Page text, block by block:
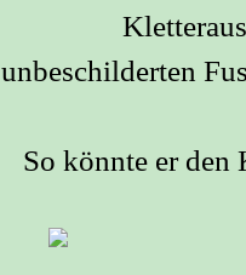
unbeschilderten
So könnte er den